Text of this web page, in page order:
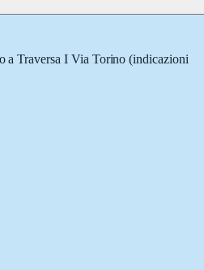
aTraversa I Via Torino (indicazioni